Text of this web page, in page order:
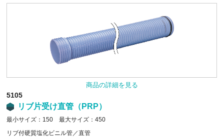
商品の詳細を見る
5105
リブ片受け直管（PRP）
最小サイズ：150 最大サイズ：450
リブ付硬質塩化ビニル管／直管